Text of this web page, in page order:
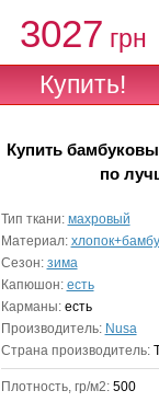
3027 грн
Купить
по
Тип ткани: махровый
Материал:
Сезон: зима
Капюшон: есть
Карманы: есть
Производитель: Nusa
Страна производитель:
Плотность, гр/м2: 500